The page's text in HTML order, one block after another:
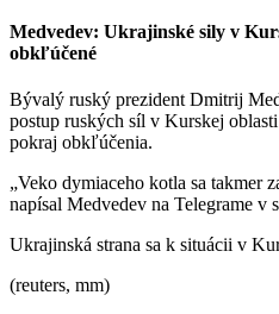
Medvedev: Ukrajinské sily v
obkľúčené
Bývalý ruský prezident Dmitrij
postup ruských síl v Kurskej
pokraj obkľúčenia.
„Veko dymiaceho kotla sa takmer
napísal Medvedev na Telegrame v
Ukrajinská strana sa k situácii v
(reuters, mm)